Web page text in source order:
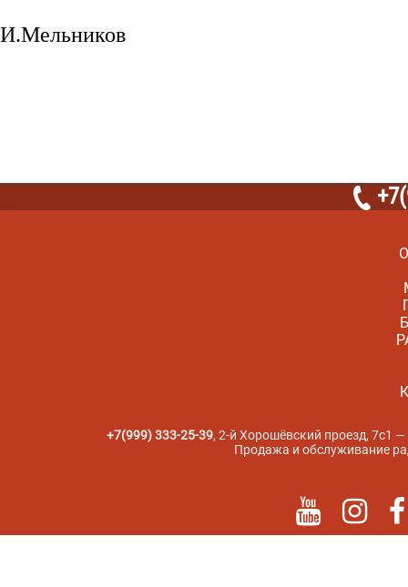
И.Мельников
+7(999) 333-25-39, 2-й Хорошёвский проезд, 7с1
Продажа и обслуживание